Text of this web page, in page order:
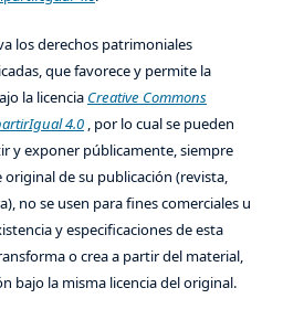
los derechos patrimoniales
que favorece y permite la
la licencia Creative Commons
4.0, por lo cual se pueden
y exponer públicamente, siempre
de su publicación (revista,
no se usen para fines comerciales u
y especificaciones de esta
o crea a partir del material,
bajo la misma licencia del original.